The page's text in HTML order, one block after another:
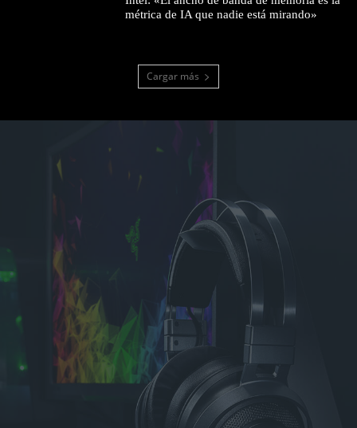
métrica de IA que nadie está mirando»
Cargar más